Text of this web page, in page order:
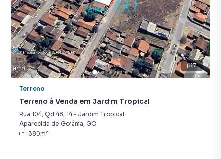
7
Terreno
Terreno à Venda em Jardim Tropical
Rua 104, Qd.48, 14- Jardim Tropical
Aparecida de Goiânia, GO
380m²